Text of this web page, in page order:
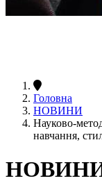
Головна
НОВИНИ
Науково-
навчання,